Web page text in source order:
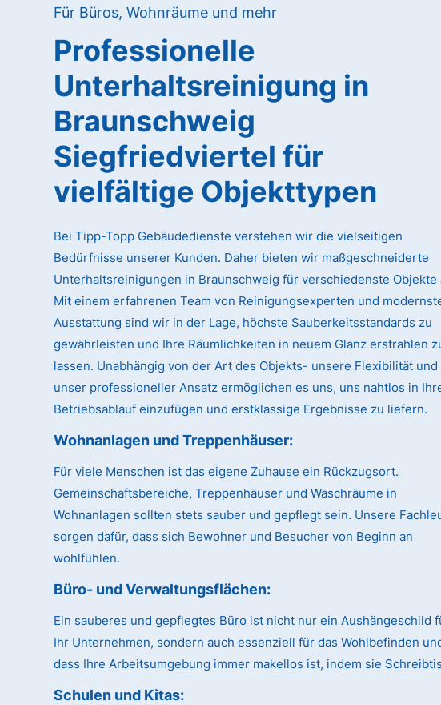
Für Büros, Wohnräume und mehr
Professionelle
Unterhaltsreinigung in
Braunschweig
Siegfriedviertelfür
vielfältige Objekttypen
Bei Tipp-Topp Gebäudedienste verstehen wir die vielseitigen
Bedürfnisse unserer Kunden. Daher bieten wir maßgeschneiderte
Unterhaltsreinigungen in Braunschweig für verschiedenste Objekte
Mit einem erfahrenen Team von Reinigungsexperten und
Ausstattung sind wir in der Lage, höchste Sauberkeitsstandards zu
gewährleisten und Ihre Räumlichkeiten in neuem Glanz erstrahlen
lassen. Unabhängig von der Art des Objekts- unsere Flexibilität und
unser professioneller Ansatz ermöglichen es uns, uns nahtlos in
Betriebsablauf einzufügen und erstklassige Ergebnisse zu liefern.
Wohnanlagen und Treppenhäuser:
Für viele Menschen ist das eigene Zuhause ein Rückzugsort.
Gemeinschaftsbereiche, Treppenhäuser und Waschräume in
Wohnanlagen sollten stets sauber und gepflegt sein. Unsere
sorgen dafür, dass sich Bewohner und Besucher von Beginn an
wohlfühlen.
Büro- und Verwaltungsflächen:
Ein sauberes und gepflegtes Büro ist nicht nur ein Aushängeschild
Ihr Unternehmen, sondern auch essenziell für das Wohlbefinden
dass Ihre Arbeitsumgebung immer makellos ist, indem sie
Schulen und Kitas: